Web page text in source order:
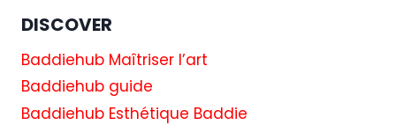
DISCOVER
Baddiehub Maîtriser l’art
Baddiehub guide
Baddiehub Esthétique Baddie